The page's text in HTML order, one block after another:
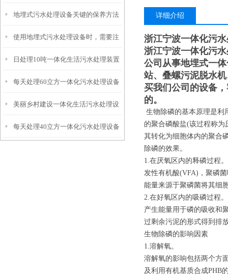
特点呢？
地埋式污水处理设备关键的保养方法
使用地埋式污水处理设备时，需要注
意以下事项
日处理10吨一体化生活污水处理装置
每天处理60立方一体化污水处理设备
美丽乡村建设一体化生活污水处理设
备
每天处理40立方一体化污水处理设备
详细介绍
浙江宁波一体化污
浙江宁波一体化污
公司从事地埋式一
站、叠螺污泥脱水
买我们公司的设备
的。
生物除磷的基本原理是利
的聚合磷酸盐(该过程称
其转化为细胞体内的聚合
除磷的效果。
1.在厌氧区内的释磷过程
发性有机酸(VFA)，聚磷
能量来源于聚磷菌将其细
2.在好氧区内的吸磷过程
产生能量用于磷的吸收和
过剩余污泥的形式得到排
生物除磷的影响因素
1.溶解氧。
溶解氧的影响包括两个方
及利用有机基质合成PHB